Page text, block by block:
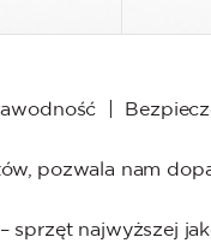
|
pozwala nam
sprzęt najwyższej